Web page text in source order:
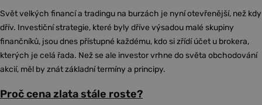
Svět velkých financí a tradingu na burzách je nyní otevřenější, než kdy
dřív. Investiční strategie, které byly dříve výsadou malé skupiny
finančníků, jsou dnes přístupné každému, kdo si zřídí účet u brokera,
kterých je celá řada. Než se ale investor vrhne do světa obchodování
akcií, měl by znát základní termíny a principy.
Proč cena zlata stále roste?